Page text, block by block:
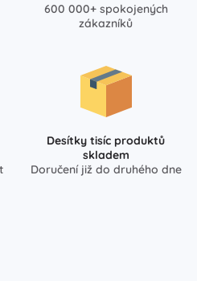
600 000+ spokojených
zákazníků
Desítky tisíc produktů
skladem
Doručení již do druhého dne